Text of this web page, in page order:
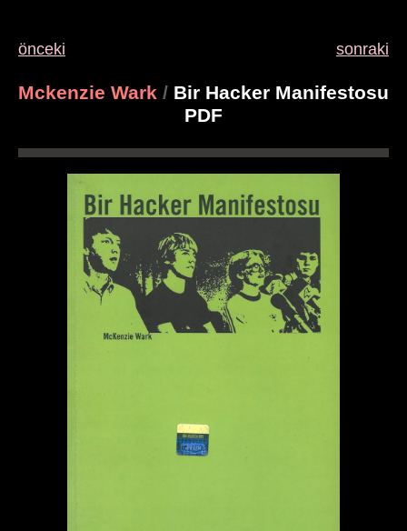
önceki sonraki
Mckenzie Wark / Bir Hacker Manifestosu
PDF